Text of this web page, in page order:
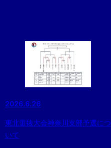
2026.6.26
東北選抜大会神奈川支部予選につ
いて